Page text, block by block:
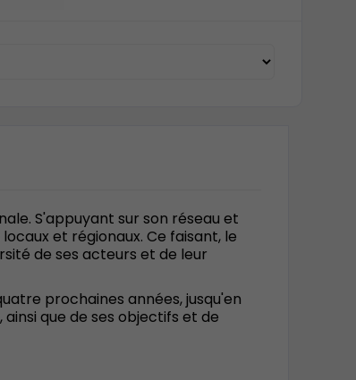
S'appuyant sur son réseau et
et régionaux. Ce faisant, le
de ses acteurs et de leur
prochaines années, jusqu'en
que de ses objectifs et de